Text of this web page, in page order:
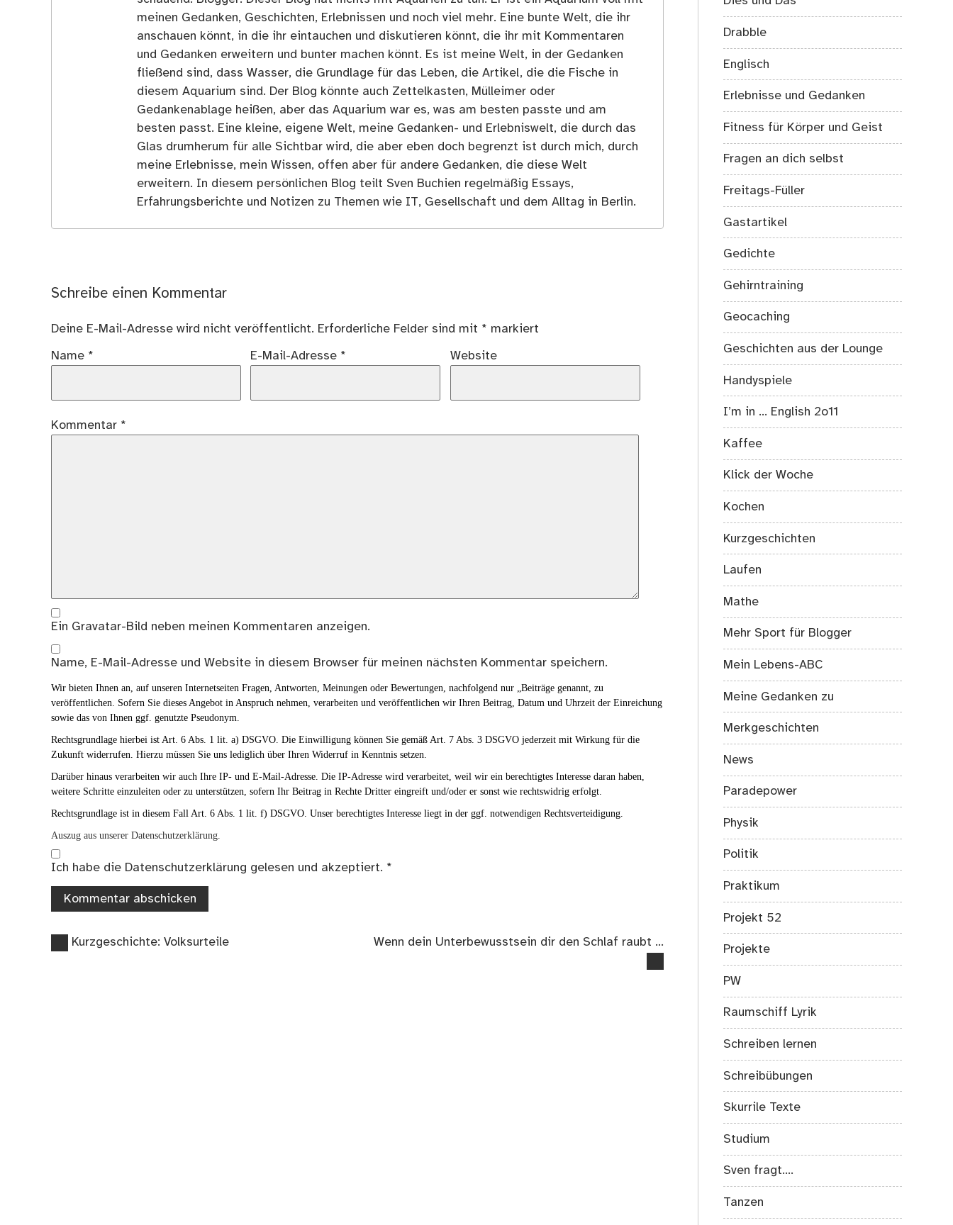
meinen Gedanken, Geschichten, Erlebnissen und noch viel mehr. Eine bunte Welt, die ihr
anschauen könnt, in die ihr eintauchen und diskutieren könnt, die ihr mit Kommentaren
und Gedanken erweitern und bunter machen könnt. Es ist meine Welt, in der Gedanken
fließend sind, dass Wasser, die Grundlage für das Leben, die Artikel, die die Fische in
diesem Aquarium sind. Der Blog könnte auch Zettelkasten, Mülleimer oder
Gedankenablage heißen, aber das Aquarium war es, was am besten passte und am
besten passt. Eine kleine, eigene Welt, meine Gedanken- und Erlebniswelt, die durch das
Glas drumherum für alle Sichtbar wird, die aber eben doch begrenzt ist durch mich, durch
meine Erlebnisse, mein Wissen, offen aber für andere Gedanken, die diese Welt
erweitern. In diesem persönlichen Blog teilt Sven Buchien regelmäßig Essays,
Erfahrungsberichte und Notizen zu Themen wie IT, Gesellschaft und dem Alltag in Berlin.
Schreibe einen Kommentar
Deine E-Mail-Adresse wird nicht veröffentlicht. Erforderliche Felder sind mit * markiert
Name * E-Mail-Adresse * Website
Kommentar *
Ein Gravatar-Bild neben meinen Kommentaren anzeigen.
Name, E-Mail-Adresse und Website in diesem Browser für meinen nächsten Kommentar speichern.
Wir bieten Ihnen an, auf unseren Internetseiten Fragen, Antworten, Meinungen oder Bewertungen, nachfolgend nur „Beiträge genannt, zu
veröffentlichen. Sofern Sie dieses Angebot in Anspruch nehmen, verarbeiten und veröffentlichen wir Ihren Beitrag, Datum und Uhrzeit der Einreichung
sowie das von Ihnen ggf. genutzte Pseudonym.
Rechtsgrundlage hierbei ist Art. 6 Abs. 1 lit. a) DSGVO. Die Einwilligung können Sie gemäß Art. 7 Abs. 3 DSGVO jederzeit mit Wirkung für die
Zukunft widerrufen. Hierzu müssen Sie uns lediglich über Ihren Widerruf in Kenntnis setzen.
Darüber hinaus verarbeiten wir auch Ihre IP- und E-Mail-Adresse. Die IP-Adresse wird verarbeitet, weil wir ein berechtigtes Interesse daran haben,
weitere Schritte einzuleiten oder zu unterstützen, sofern Ihr Beitrag in Rechte Dritter eingreift und/oder er sonst wie rechtswidrig erfolgt.
Rechtsgrundlage ist in diesem Fall Art. 6 Abs. 1 lit. f) DSGVO. Unser berechtigtes Interesse liegt in der ggf. notwendigen Rechtsverteidigung.
Auszug aus unserer Datenschutzerklärung.
Ich habe die Datenschutzerklärung gelesen und akzeptiert. *
Beitragsnavigation
Vorheriger
Kurzgeschichte: Volksurteile
Nächster
Wenn dein Unterbewusstsein dir den Schlaf raubt …
Drabble
Englisch
Erlebnisse und Gedanken
Fitness für Körper und Geist
Fragen an dich selbst
Freitags-Füller
Gastartikel
Gedichte
Gehirntraining
Geocaching
Geschichten aus der Lounge
Handyspiele
I’m in … English 2o11
Kaffee
Klick der Woche
Kochen
Kurzgeschichten
Laufen
Mathe
Mehr Sport für Blogger
Mein Lebens-ABC
Meine Gedanken zu
Merkgeschichten
News
Paradepower
Physik
Politik
Praktikum
Projekt 52
Projekte
PW
Raumschiff Lyrik
Schreiben lernen
Schreibübungen
Skurrile Texte
Studium
Sven fragt….
Tanzen